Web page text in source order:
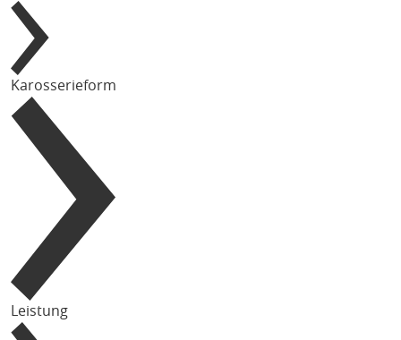
Karosserieform
Leistung